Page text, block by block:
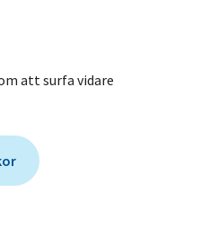
att surfa vidare